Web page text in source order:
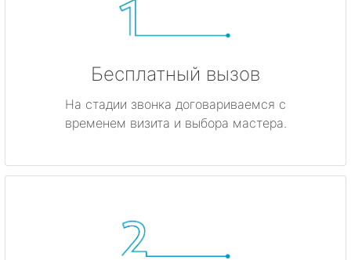
метро Кропоткинская
метро Владыкино
метро Динамо
метро Красные ворота
Бесплатный вызов
На стадии звонка договариваемся с
временем визита и выбора мастера.